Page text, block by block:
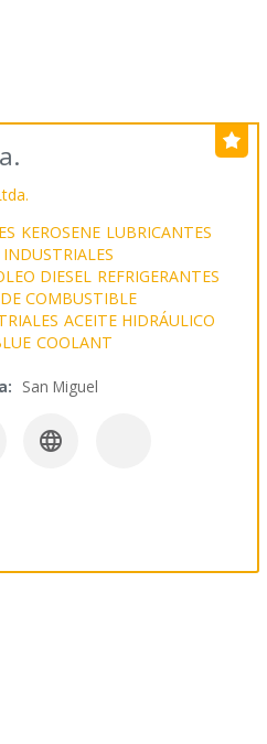
KEROSENE LUBRICANTES
DIESEL REFRIGERANTES
COMBUSTIBLE
ACEITE HIDRÁULICO
COOLANT
San Miguel
